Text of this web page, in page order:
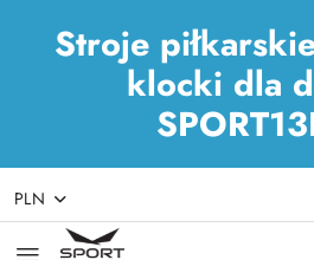
Stroje
klocki dla
Przejdź do treści głównej
Przejdź do wyszukiwarki
Przejdź do moje konto
Przejdź do menu głównego
Przejdź do stopki
PLN